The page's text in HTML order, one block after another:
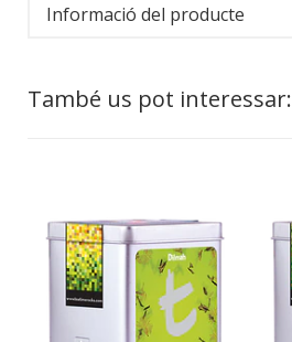
Informació del producte
També us pot interessar: